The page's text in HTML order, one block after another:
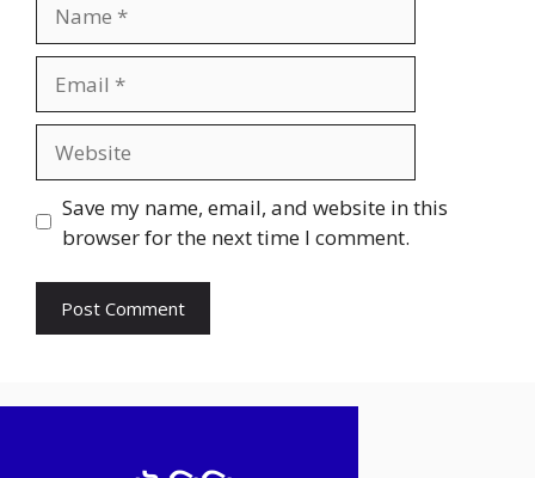
Save my name, email, and website in this
browser for the next time I comment.